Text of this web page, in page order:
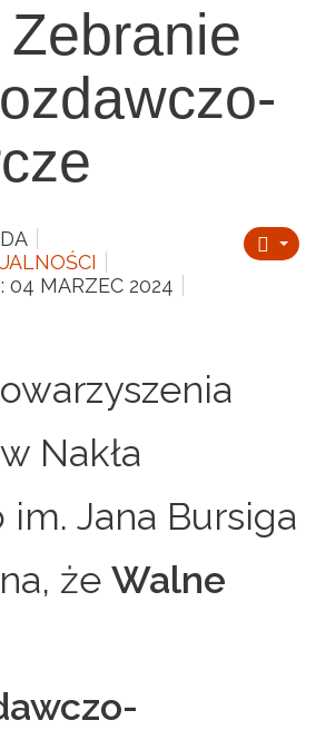
04 MARZEC 2024
Nakła
Jana Bursiga
że Walne